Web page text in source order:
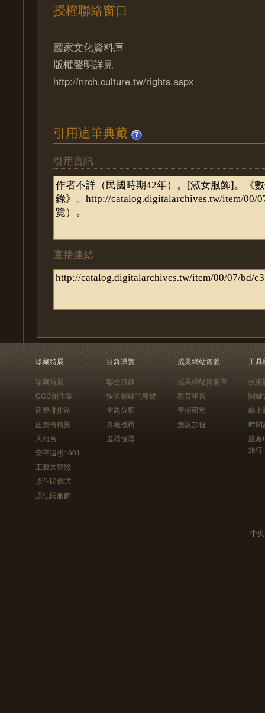
授權聯絡窗口
國家文化資料庫
版權聲明詳見
http://nrch.culture.tw/rights.aspx
引用這筆典藏
引用資訊
直接連結
珍藏特展
珍藏特展
CCC創作集
建築排排站
建築轉轉樂
天地宮
安平追想1661
工藝大冒險
原住民儀式
原住民服飾
目錄導覽
聯合目錄
快速關鍵詞導覽
主題分類
典藏機構
進階搜尋
成果網站資源
成果網站資源庫
教育學習
學術研究
創意加值
工具
技術
關鍵
線上
時間
跟
旅行
中